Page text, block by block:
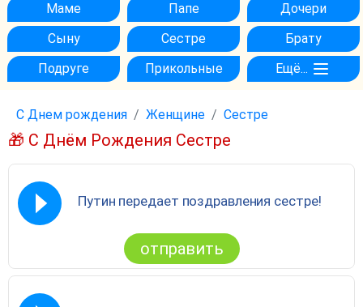
Маме Папе
Дочери
Сыну
Сестре
Брату
Подруге
Прикольные Ещё...
С Днем рождения Женщине Сестре
🎁 С Днём Рождения Сестре
Путин передает поздравления сестре!
отправить